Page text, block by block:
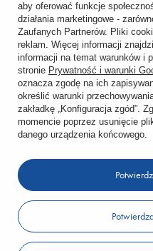
Chcę zareklamować produkt
Chcę zwrócić produkt
Chcę wymienić towar
KONTO
KONTAKT
W sklepie
aby oferować funkcje
działania marketingowe -
Zaufanych Partnerów. Pliki
reklam. Więcej informacji
informacji na temat warunków i
stronie Prywatność i warunki
oznacza zgodę na ich
określić warunki
zakładkę „Konfiguracja zgód”.
momencie poprzez usunięcie
danego urządzenia końcowego.